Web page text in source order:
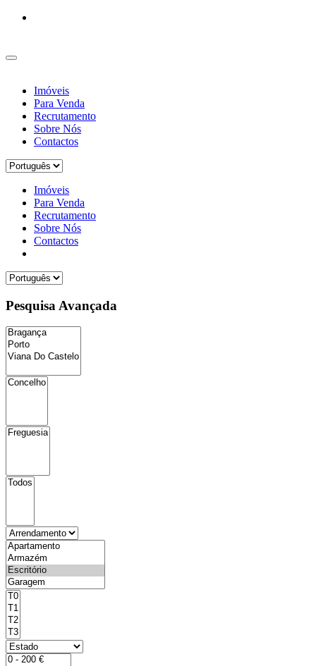
Imóveis
Para Venda
Recrutamento
Sobre Nós
Contactos
Imóveis
Para Venda
Recrutamento
Sobre Nós
Contactos
Pesquisa Avançada